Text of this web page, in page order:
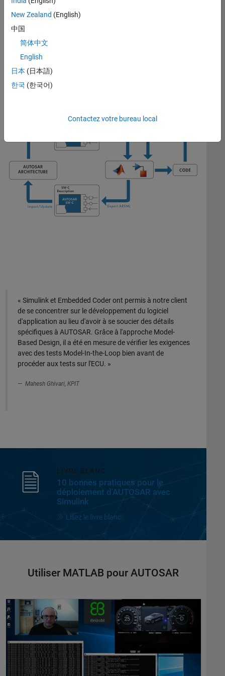
Simulink avec les spécifications AUTOSAR Classic ou Adaptive.
Vous pouvez également générer du code AUTOSAR C et C++ de
production avec Embedded Coder. Simulink, AUTOSAR
Blockset et Embedded Coder supportent l'intégration de type
dessous.
Développer et intégrer des applications AUTOSAR Classic et
Adaptative basées sur SOME/IP
« Simulink et Embedded Coder ont permis à notre client
de se concentrer sur le développement du logiciel
d'application au lieu d'avoir à se soucier des détails
spécifiques à AUTOSAR. Grâce à l'approche Model-
Based Design, il a été en mesure de vérifier les exigences
avec des tests Model-In-the-Loop bien avant de
procéder aux tests sur l'ECU. »
Mahesh Ghivari, KPIT
LIVRE BLANC
10 bonnes pratiques pour le
déploiement d'AUTOSAR avec
Simulink
Lisez le livre blanc
Utiliser MATLAB pour AUTOSAR
Elektrobit - Une approche Model-Based Design appliquée à un
New Zealand (English)
中国
简体中文
English
日本 (日本語)
한국 (한국어)
Contactez votre bureau local